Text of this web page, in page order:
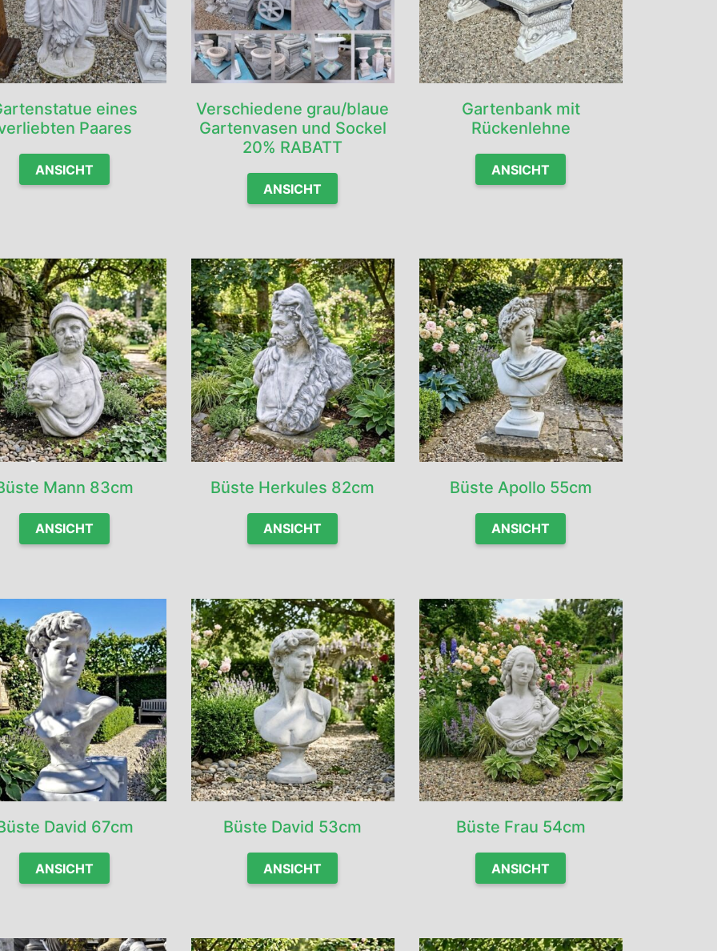
eines
Paares
ANSICHT
Verschiedene grau/blaue
Gartenvasen und Sockel
20% RABATT
ANSICHT
Gartenbank mit
Rückenlehne
ANSICHT
Mann 83cm
ANSICHT
Büste Herkules 82cm
ANSICHT
Büste Apollo 55cm
ANSICHT
David 67cm
ANSICHT
Büste David 53cm
ANSICHT
Büste Frau 54cm
ANSICHT